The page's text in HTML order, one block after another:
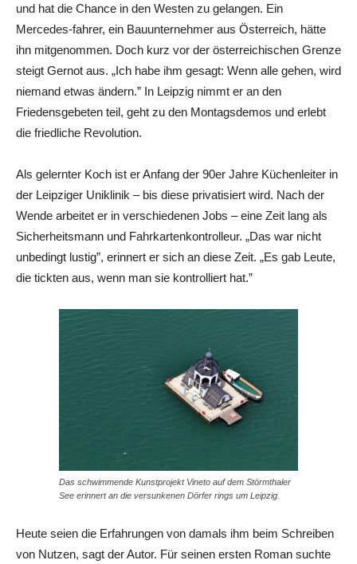
und hat die Chance in den Westen zu gelangen. Ein
Mercedes-fahrer, ein Bauunternehmer aus Österreich, hätte
ihn mitgenommen. Doch kurz vor der österreichischen Grenze
steigt Gernot aus. „Ich habe ihm gesagt: Wenn alle gehen, wird
niemand etwas ändern.” In Leipzig nimmt er an den
Friedensgebeten teil, geht zu den Montagsdemos und erlebt
die friedliche Revolution.
Als gelernter Koch ist er Anfang der 90er Jahre Küchenleiter in
der Leipziger Uniklinik – bis diese privatisiert wird. Nach der
Wende arbeitet er in verschiedenen Jobs – eine Zeit lang als
Sicherheitsmann und Fahrkartenkontrolleur. „Das war nicht
unbedingt lustig”, erinnert er sich an diese Zeit. „Es gab Leute,
die tickten aus, wenn man sie kontrolliert hat.”
Das schwimmende Kunstprojekt Vineto auf dem Störmthaler
See erinnert an die versunkenen Dörfer rings um Leipzig.
Heute seien die Erfahrungen von damals ihm beim Schreiben
von Nutzen, sagt der Autor. Für seinen ersten Roman suchte